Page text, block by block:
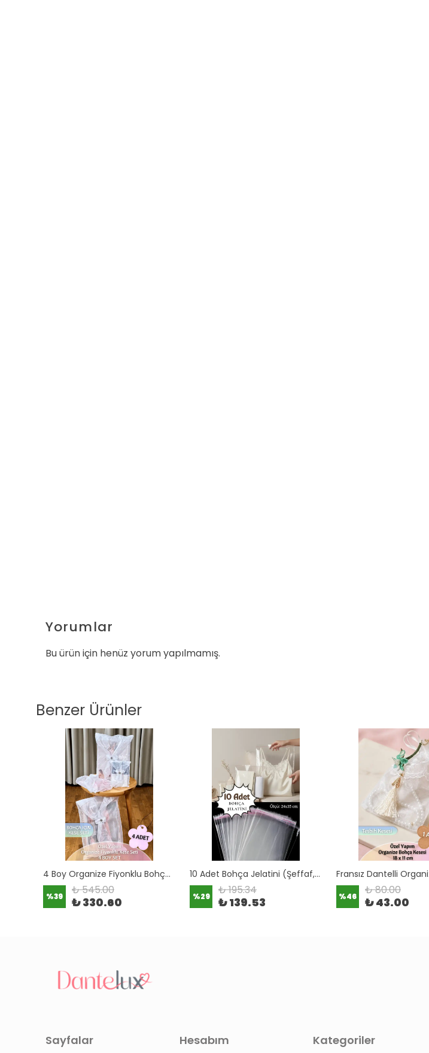
Yorumlar
Bu ürün için henüz yorum yapılmamış.
Benzer Ürünler
4 Boy Organize Fiyonklu Bohça Kesesi Seti (4 Parça)
%39 ₺ 545.00
₺ 330.60
10 Adet Bohça Jelatini (Şeffaf, Kendinen Yapışkanlı)
%29 ₺ 195.34
₺ 139.53 %46 ₺ 80.00
₺ 43.00
Sayfalar Hesabım Kategoriler